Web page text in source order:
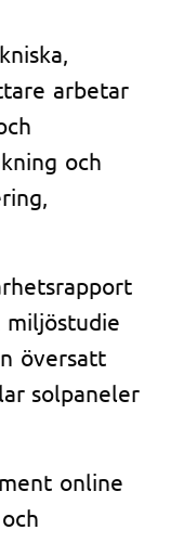
arbetar
och
översatt
solpaneler
online